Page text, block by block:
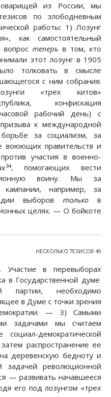
из России, мы
по злободневным
работы: 1) Лозунг
как самостоятельный
теперь в том, кто
этот лозунг в 1905
толковать в смысле
с ним собрания.
«трех китов»
конфискация
рабочий день) с
к международной
за социализм, за
воюющих правительств и
участия в военно-
34, помогающих вести
воину. Мы за
кампании, например, за
выборов только в
целях. — О бойкоте
НЕСКОЛЬКО ТЕЗИСОВ 49
в перевыборах
в Государственной думе
партии, необходимо
в Думе с точки зрения
— 3) Самыми
задачами мы считаем
демократической
распространение ее
деревенскую бедноту и
революционной
— развивать начавшееся
его под лозунгом «трех